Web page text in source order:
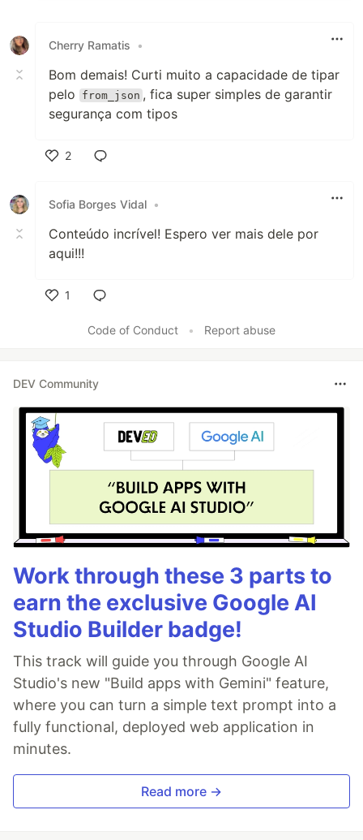
Cherry Ramatis •
Bom demais! Curti muito a capacidade de tipar
pelo
from_json , fica super simples de garantir
segurança com tipos
2
Sofia Borges Vidal •
Conteúdo incrível! Espero ver mais dele por
aqui!!!
1
Code of Conduct
• Report abuse
DEV Community
Work through these 3 parts to
earn the exclusive Google AI
Studio Builder badge!
This track will guide you through Google AI
Studio's new "Build apps with Gemini" feature,
where you can turn a simple text prompt into a
fully functional, deployed web application in
minutes.
Read more →